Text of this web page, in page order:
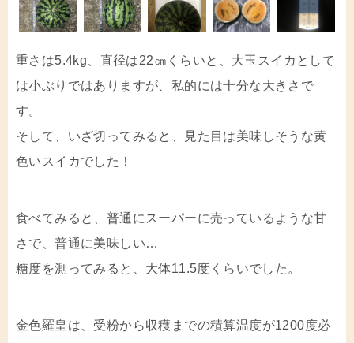
重さは5.4kg、直径は22㎝くらいと、大玉スイカとして
は小ぶりではありますが、私的には十分な大きさで
す。
そして、いざ切ってみると、見た目は美味しそうな黄
色いスイカでした！
食べてみると、普通にスーパーに売っているような甘
さで、普通に美味しい…
糖度を測ってみると、大体11.5度くらいでした。
金色羅皇は、受粉から収穫までの積算温度が1200度必